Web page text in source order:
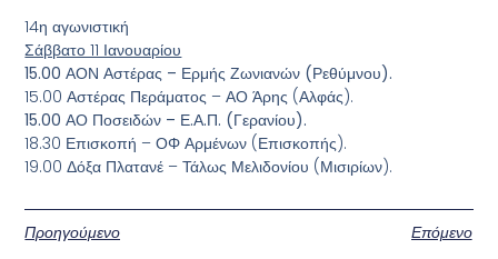
14η αγωνιστική
Σάββατο 11 Ιανουαρίου
15.00 ΑΟΝ Αστέρας – Ερμής Ζωνιανών (Ρεθύμνου).
15.00 Αστέρας Περάματος – ΑΟ Άρης (Αλφάς).
15.00 ΑΟ Ποσειδών – Ε.Α.Π. (Γερανίου).
18.30 Επισκοπή – ΟΦ Αρμένων (Επισκοπής).
19.00 Δόξα Πλατανέ – Τάλως Μελιδονίου (Μισιρίων).
Προηγούμενο
Επόμενο